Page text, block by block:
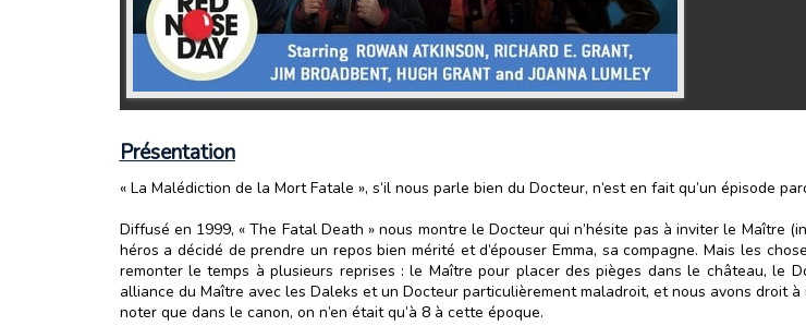
Présentation
« La Malédiction de la Mort Fatale », s’il nous parle bien du Docteur, n’est en fait qu’un épisode
Diffusé en 1999, « The Fatal Death » nous montre le Docteur qui n’hésite pas à inviter le Maître
héros a décidé de prendre un repos bien mérité et d’épouser Emma, sa compagne. Mais les
remonter le temps à plusieurs reprises : le Maître pour placer des pièges dans le château, le
alliance du Maître avec les Daleks et un Docteur particulièrement maladroit, et nous avons droit
noter que dans le canon, on n’en était qu’à 8 à cette époque.